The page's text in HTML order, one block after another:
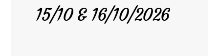
15/10 & 16/10/2026